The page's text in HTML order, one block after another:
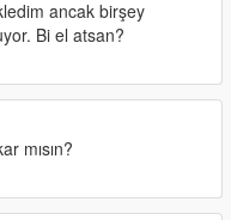
ancak birşey
Bi el atsan?
mısın?